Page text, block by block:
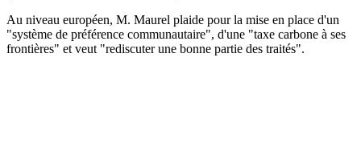
Au niveau européen, M. Maurel plaide pour la mise en place d'un
"système de préférence communautaire", d'une "taxe carbone à ses
frontières" et veut "rediscuter une bonne partie des traités".